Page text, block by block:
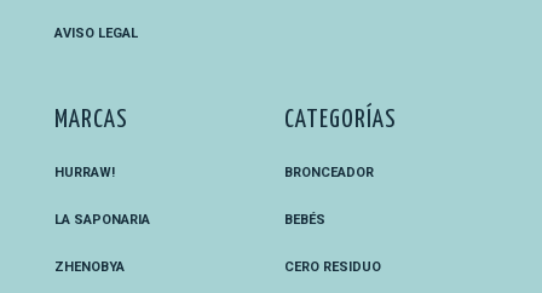
AVISO LEGAL
MARCAS
HURRAW!
LA SAPONARIA
ZHENOBYA
CATEGORÍAS
BRONCEADOR
BEBÉS
CERO RESIDUO